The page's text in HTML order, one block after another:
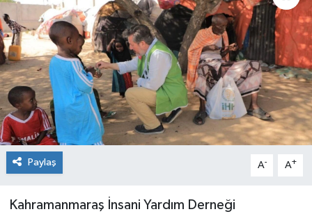
Paylaş A- A+
Kahramanmaraş İnsani Yardım Derneği